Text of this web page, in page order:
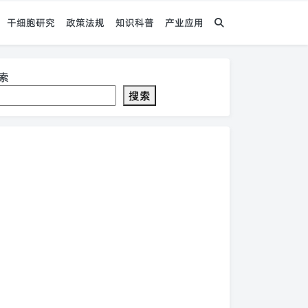
干细胞研究 政策法规 知识科普 产业应用
搜索